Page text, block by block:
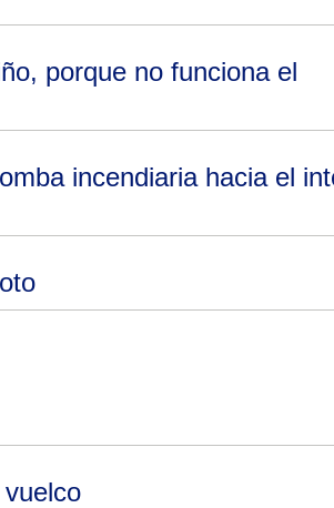
porque no funciona el
incendiaria hacia el